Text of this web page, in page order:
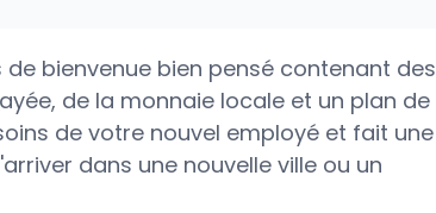
de bienvenue bien pensé contenant des
de la monnaie locale et un plan de
de votre nouvel employé et fait une
dans une nouvelle ville ou un